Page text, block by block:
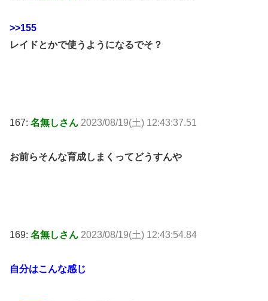
>>155
レイドとかで使うようになるでそ？
167: 名無しさん 2023/08/19(土) 12:43:37.51
お前らそんな育成しまくってどうすんや
169: 名無しさん 2023/08/19(土) 12:43:54.84
自分はこんな感じ